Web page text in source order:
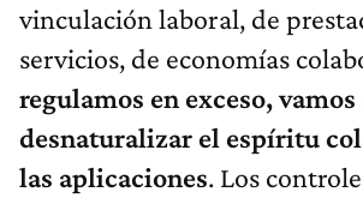
vinculación laboral, de
servicios, de economías
regulamos en exceso, vamos
desnaturalizar el espíritu
las aplicaciones. Los